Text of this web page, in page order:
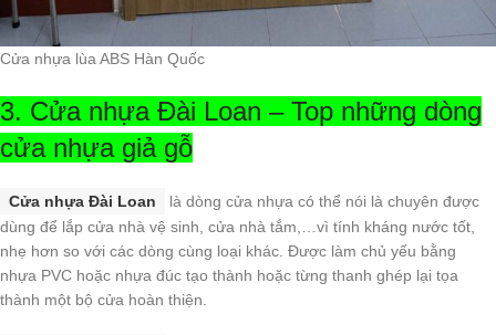
Cửa nhựa lùa ABS Hàn Quốc
3. Cửa nhựa Đài Loan – Top những dòng
cửa nhựa giả gỗ
Cửa nhựa Đài Loan
là dòng cửa nhựa có thể nói là chuyên được
dùng để lắp cửa nhà vệ sinh, cửa nhà tắm,…vì tính kháng nước tốt,
nhẹ hơn so với các dòng cùng loại khác. Được làm chủ yếu bằng
nhựa PVC hoặc nhựa đúc tạo thành hoặc từng thanh ghép lại tọa
thành một bộ cửa hoàn thiện.